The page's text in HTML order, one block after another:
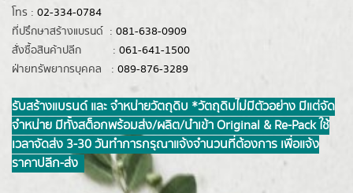
โทร : 02-334-0784
ที่ปรึกษาสร้างแบรนด์ : 081-638-0909
สั่งซื้อสินค้าปลีก : 061-641-1500
ฝ่ายทรัพยากรบุคคล : 089-876-3289
รับสร้างแบรนด์ และ จำหน่ายวัตถุดิบ *วัตถุดิบไม่มีตัวอย่าง มีแต่จัด
จำหน่าย มีทั้งสต็อกพร้อมส่ง/ผลิต/นำเข้า Original & Re-Pack ใช้
เวลาจัดส่ง 3-30 วันทำการ กรุณาแจ้งจำนวนที่ต้องการ เพื่อแจ้ง
ราคาปลีก-ส่ง